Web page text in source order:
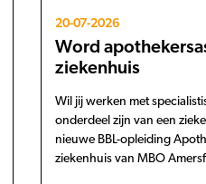
20-07-2026
Word
ziekenhuis
Wil jij werken met
onderdeel zijn van een
nieuwe BBL-opleiding
ziekenhuis van MBO